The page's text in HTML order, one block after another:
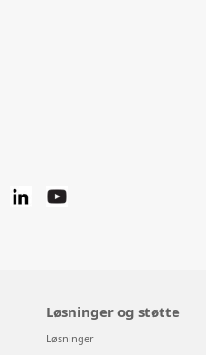
Løsninger og støtte
Løsninger